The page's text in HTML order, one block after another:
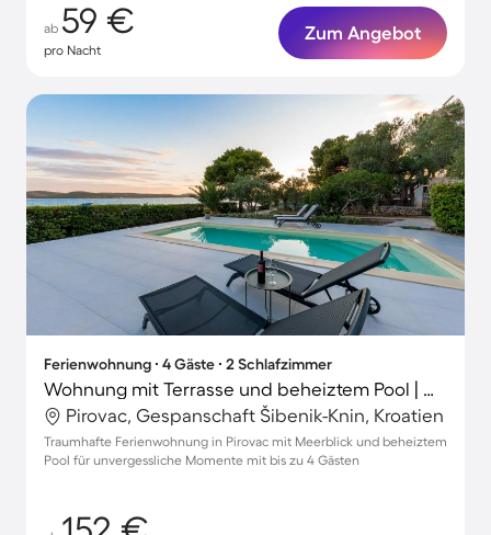
ab 59 €
pro Nacht
Zum Angebot
Ferienwohnung ∙ 4 Gäste ∙ 2 Schlafzimmer
Wohnung mit Terrasse und beheiztem Pool | Meerblick
Pirovac, Gespanschaft Šibenik-Knin, Kroatien
Traumhafte Ferienwohnung in Pirovac mit Meerblick und beheiztem
Pool für unvergessliche Momente mit bis zu 4 Gästen